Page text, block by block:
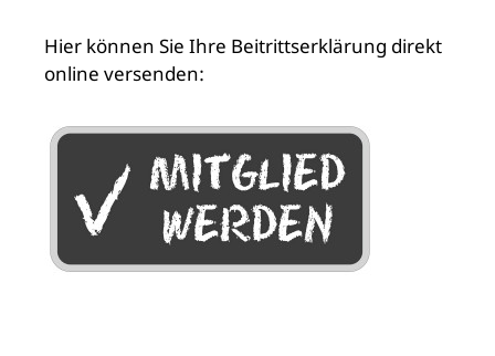
Hier können Sie Ihre Beitrittserklärung direkt
online versenden: